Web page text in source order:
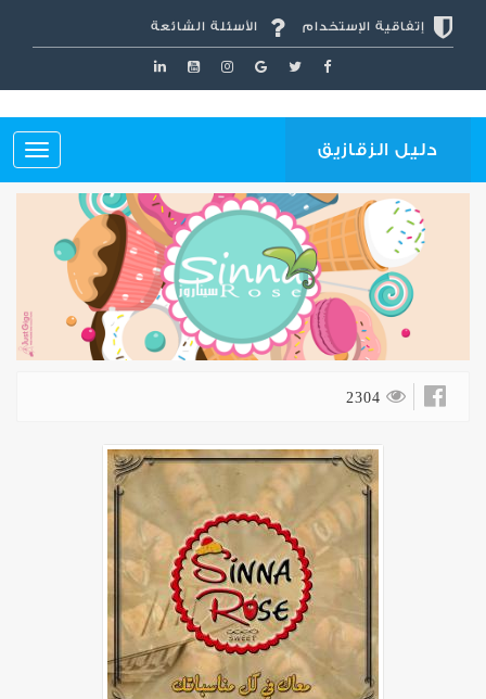
إتفاقية الإستخدام الأسئلة الشائعة
دليل الزقازيق
2304